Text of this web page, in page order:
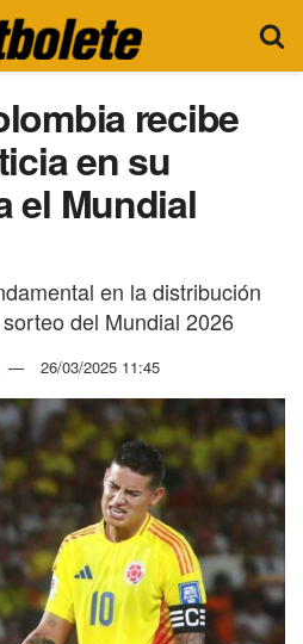
recibe
en su
el Mundial
en la distribución
del Mundial 2026
26/03/2025 11:45